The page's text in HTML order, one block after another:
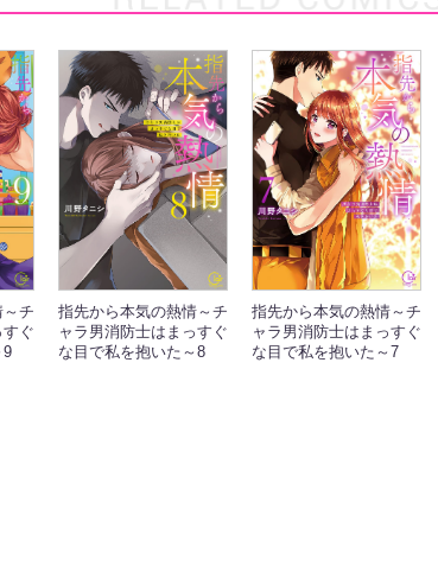
チ
すぐ
9
指先から本気の熱情～チ
ャラ男消防士はまっすぐ
な目で私を抱いた～8
指先から本気の熱情～チ
ャラ男消防士はまっすぐ
な目で私を抱いた～7